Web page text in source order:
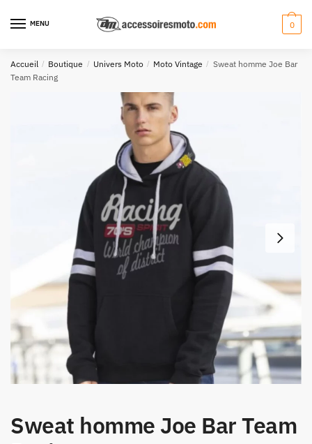
navigation
au
MENU 0
Accueil / Boutique / Univers Moto / Moto Vintage / Sweat homme Joe Bar
Team Racing
Sweat homme Joe Bar Team